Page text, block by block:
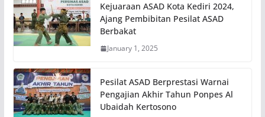
Kejuaraan ASAD Kota Kediri 2024,
Ajang Pembibitan Pesilat ASAD
Berbakat
January 1, 2025
Pesilat ASAD Berprestasi Warnai
Pengajian Akhir Tahun Ponpes Al
Ubaidah Kertosono